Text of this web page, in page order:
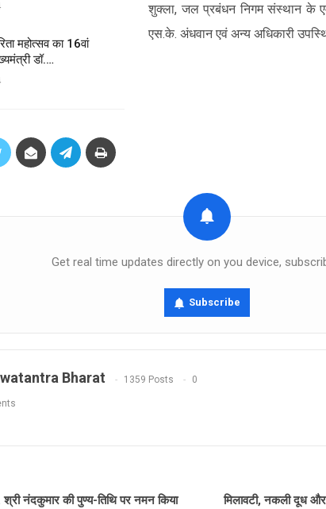
महोत्सव का 16वां
डॉ.…
शुक्ला, जल प्रबंधन निगम संस्थान के
एस.के. अंधवान एवं अन्य अधिकारी
Get real time updates directly on you device,
Subscribe
Bharat 1359 Posts 0
श्री नंदकुमार की पुण्य-तिथि पर नमन किया
मिलावटी, नकली दूध और